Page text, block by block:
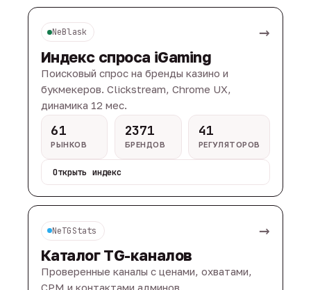
NeBlask →
Индекс спроса iGaming
Поисковый спрос на бренды казино и
букмекеров. Clickstream, Chrome UX,
динамика 12 мес.
61
РЫНКОВ
2371
БРЕНДОВ
41
РЕГУЛЯТОРОВ
Открыть индекс
NeTGStats →
Каталог TG-каналов
Проверенные каналы с ценами, охватами,
CPM и контактами админов.